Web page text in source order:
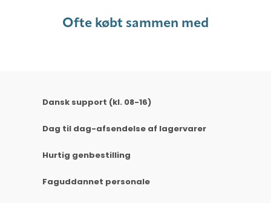
Ofte købt sammen med
Dansk support (kl. 08-16)
Dag til dag-afsendelse af lagervarer
Hurtig genbestilling
Faguddannet personale